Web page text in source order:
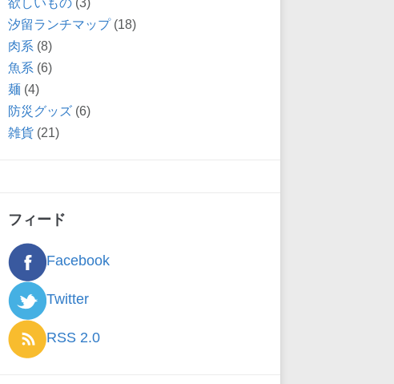
欲しいもの (3)
汐留ランチマップ(18)
肉系 (8)
魚系 (6)
麺 (4)
防災グッズ (6)
雑貨 (21)
フィード
Facebook
Twitter
RSS 2.0